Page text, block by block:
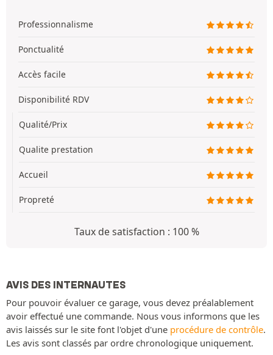
Professionnalisme
Ponctualité
Accès facile
Disponibilité RDV
Qualité/Prix
Qualite prestation
Accueil
Propreté
Taux de satisfaction : 100 %
AVIS DES INTERNAUTES
Pour pouvoir évaluer ce garage, vous devez préalablement
avoir effectué une commande. Nous vous informons que les
avis laissés sur le site font l'objet d'une procédure de contrôle.
Les avis sont classés par ordre chronologique uniquement.